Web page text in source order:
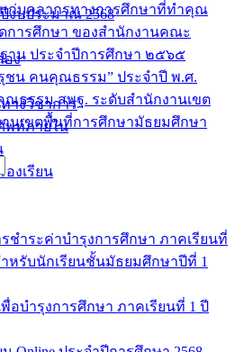
งบประมาณ 2568
อง
างวิชาการ
พท์ภายใน
องเรียน
ก่บุคลากรทางการศึกษาที่ทำคุณ
การศึกษา ของสำนักงานคณะ
าน ประจำปีการศึกษา ๒๕๖๕
ชน คนคุณธรรม” ประจำปี พ.ศ.
ณธรรม สพฐ. ระดับสำนักงานเขต
นเขตพื้นที่การศึกษามัธยมศึกษา
รชำระค่าบำรุงการศึกษา ภาคเรียนที่
ำหรับนักเรียนชั้นมัธยมศึกษาปีที่ 1
พื่อบำรุงการศึกษา ภาคเรียนที่ 1 ปี